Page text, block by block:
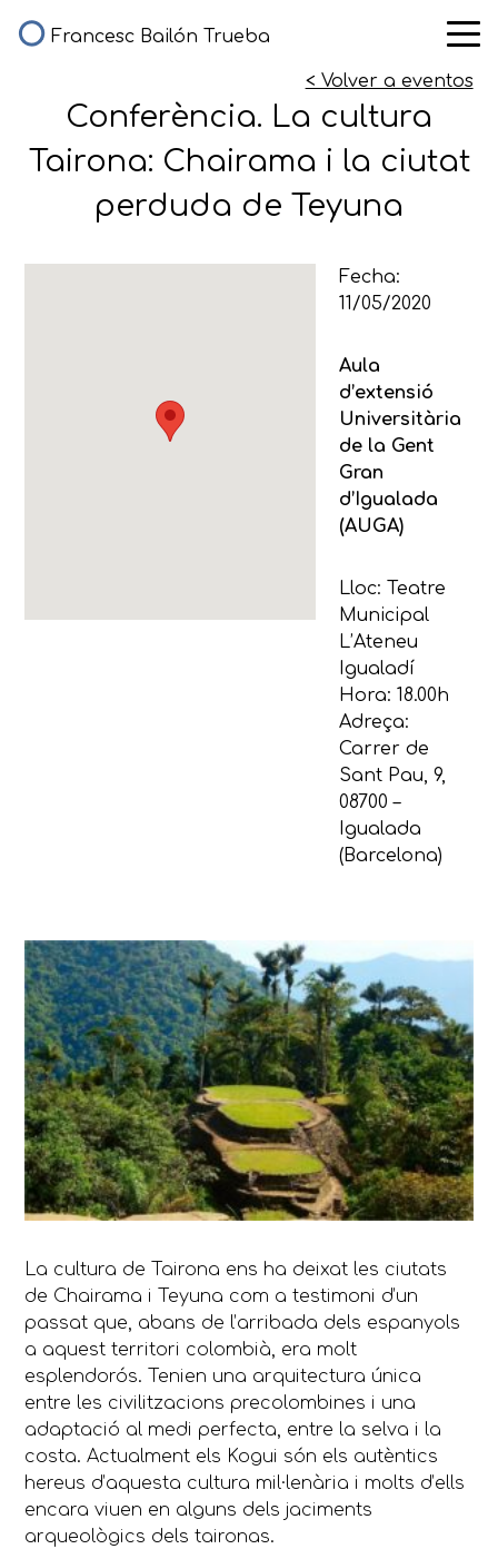
Francesc Bailón Trueba
< Volver a eventos
Conferència. La cultura
Tairona: Chairama i la ciutat
perduda de Teyuna
Fecha:
11/05/2020
Aula
d’extensió
Universitària
de la Gent
Gran
d’Igualada
(AUGA)
Lloc: Teatre
Municipal
L’Ateneu
Igualadí
Hora: 18.00h
Adreça:
Carrer de
Sant Pau, 9,
08700 –
Igualada
(Barcelona)
La cultura de Tairona ens ha deixat les ciutats
de Chairama i Teyuna com a testimoni d’un
passat que, abans de l’arribada dels espanyols
a aquest territori colombià, era molt
esplendorós. Tenien una arquitectura única
entre les civilitzacions precolombines i una
adaptació al medi perfecta, entre la selva i la
costa. Actualment els Kogui són els autèntics
hereus d’aquesta cultura mil·lenària i molts d’ells
encara viuen en alguns dels jaciments
arqueològics dels taironas.